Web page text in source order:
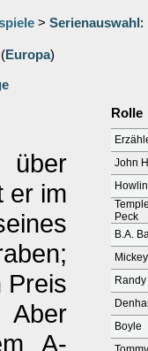
> Serienauswahl :
(Europa)
über
er im
Preis
A-
Rolle
John
Peck
B.A.
Randy
Boyle